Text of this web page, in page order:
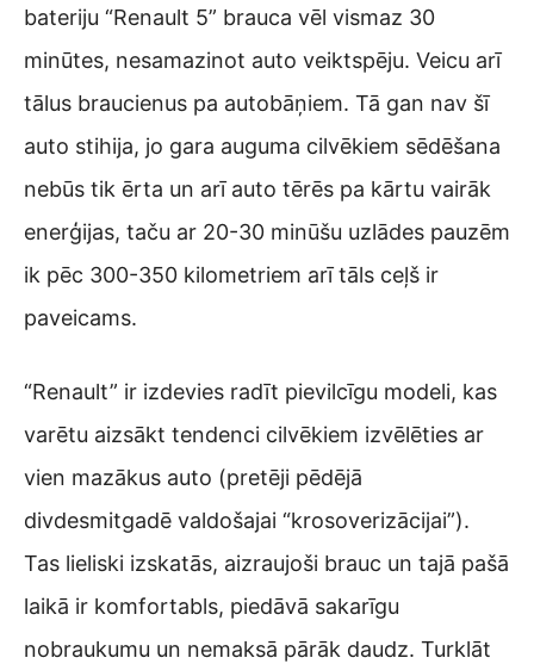
bateriju “Renault 5” brauca vēl vismaz 30
minūtes, nesamazinot auto veiktspēju. Veicu arī
tālus braucienus pa autobāņiem. Tā gan nav šī
auto stihija, jo gara auguma cilvēkiem sēdēšana
nebūs tik ērta un arī auto tērēs pa kārtu vairāk
enerģijas, taču ar 20-30 minūšu uzlādes pauzēm
ik pēc 300-350 kilometriem arī tāls ceļš ir
paveicams.
“Renault” ir izdevies radīt pievilcīgu modeli, kas
varētu aizsākt tendenci cilvēkiem izvēlēties ar
vien mazākus auto (pretēji pēdējā
divdesmitgadē valdošajai “krosoverizācijai”).
Tas lieliski izskatās, aizraujoši brauc un tajā pašā
laikā ir komfortabls, piedāvā sakarīgu
nobraukumu un nemaksā pārāk daudz. Turklāt